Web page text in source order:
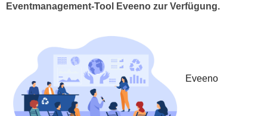
Eventmanagement-Tool Eveeno zur Verfügung.
Eveeno